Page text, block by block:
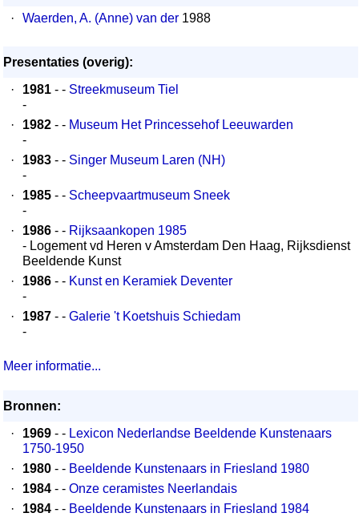
·
Waerden, A. (Anne) van der 1988
Presentaties (overig):
·
1981 - - Streekmuseum Tiel
-
·
1982 - - Museum Het Princessehof Leeuwarden
-
·
1983 - - Singer Museum Laren (NH)
-
·
1985 - - Scheepvaartmuseum Sneek
-
·
1986 - - Rijksaankopen 1985
- Logement vd Heren v Amsterdam Den Haag, Rijksdienst
Beeldende Kunst
·
1986 - - Kunst en Keramiek Deventer
-
·
1987 - - Galerie 't Koetshuis Schiedam
-
Meer informatie...
Bronnen:
·
1969 - - Lexicon Nederlandse Beeldende Kunstenaars
1750-1950
·
1980 - - Beeldende Kunstenaars in Friesland 1980
·
1984 - - Onze ceramistes Neerlandais
·
1984 - - Beeldende Kunstenaars in Friesland 1984